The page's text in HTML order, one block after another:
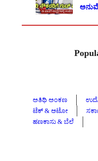
ಅತಿಥಿ ಅಂಕಣ
ಟೆಕ್ & ಆಟೋ
ಹಣಕಾಸು & ಬೆಲೆ